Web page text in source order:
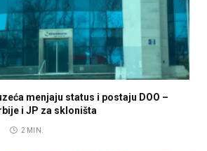
menjaju status i postaju DOO –
i JP za skloništa
2 MIN.